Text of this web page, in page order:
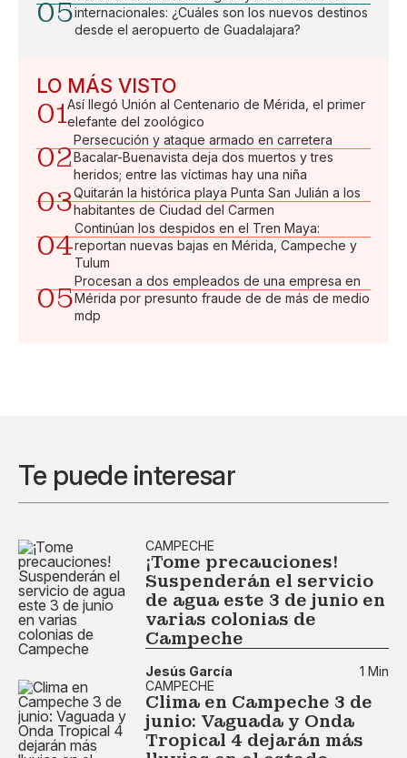
05internacionales: ¿Cuáles son los nuevos destinos
desde el aeropuerto de Guadalajara?
LO MÁS VISTO
01Así llegó Unión al Centenario de Mérida, el primer
elefante del zoológico
02
Persecución y ataque armado en carretera
Bacalar-Buenavista deja dos muertos y tres
heridos; entre las víctimas hay una niña
03Quitarán la histórica playa Punta San Julián a los
habitantes de Ciudad del Carmen
04
Continúan los despidos en el Tren Maya:
reportan nuevas bajas en Mérida, Campeche y
Tulum
05
Procesan a dos empleados de una empresa en
Mérida por presunto fraude de de más de medio
mdp
Te puede interesar
CAMPECHE
¡Tome precauciones!
Suspenderán el servicio
de agua este 3 de junio en
varias colonias de
Campeche
Jesús García
1 Min
CAMPECHE
Clima en Campeche 3 de
junio: Vaguada y Onda
Tropical 4 dejarán más